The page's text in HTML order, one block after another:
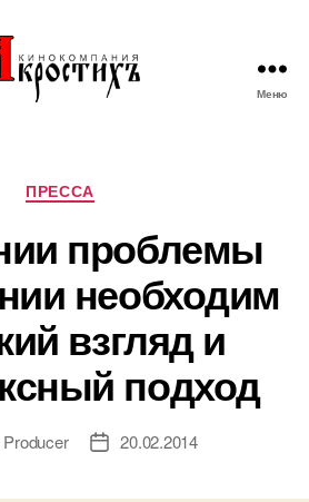
Меню
Рубрики
ПРЕССА
проблемы
необходим
взгляд и
подход
Producer
Дата20.02.2014